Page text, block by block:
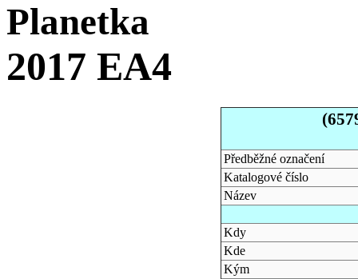
Planetka
2017 EA4
Předběžné označení
Katalogové číslo
Název
Kdy
Kde
Kým